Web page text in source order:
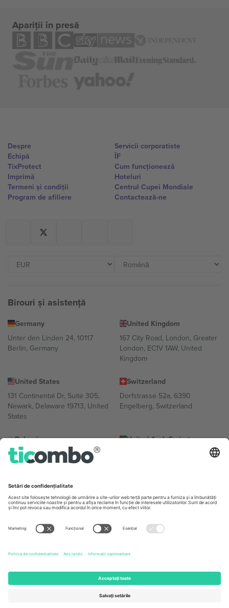
Apariții în presă
Despre
Echipă
TixProtect
Imprimă
Termeni și condiții
Program de afiliere
Servicii corporatiste
ÎF
Cum funcționează
Hoteluri
Centrul Cupei Mondiale
Contactează-ne
Birouri și asistență
Germany
Unter den Linden 24, 10117
Berlin, Germany
United Kingdom
167 City Road, London, Greater
London, EC1V 1AW, United
Kingdom
United States
131 Continental Dr, Suite 305,
Newark, Delaware 19713, United
States
Switzerland
Dorfstrasse 52a, 6390
Engelberg, Switzerland
Bulgaria
Regus Sofia City West, bul
Totleben 53-55, 1606 Sofia,
United Arab Emirates
UAE Dubai Silicon Oasis, DDP
Mexico
Av Chapultepec 360, Roma
Norte, Cuauhtémoc, 06700
Ciudad de México, CDMX,
de locație, eveniment și/sau domeniu. Pentru detalii, consultați
pagina evenimentului, amprenta și termenii specifici.,
© 2026 Ticombo. Toate drepturile rezervate.